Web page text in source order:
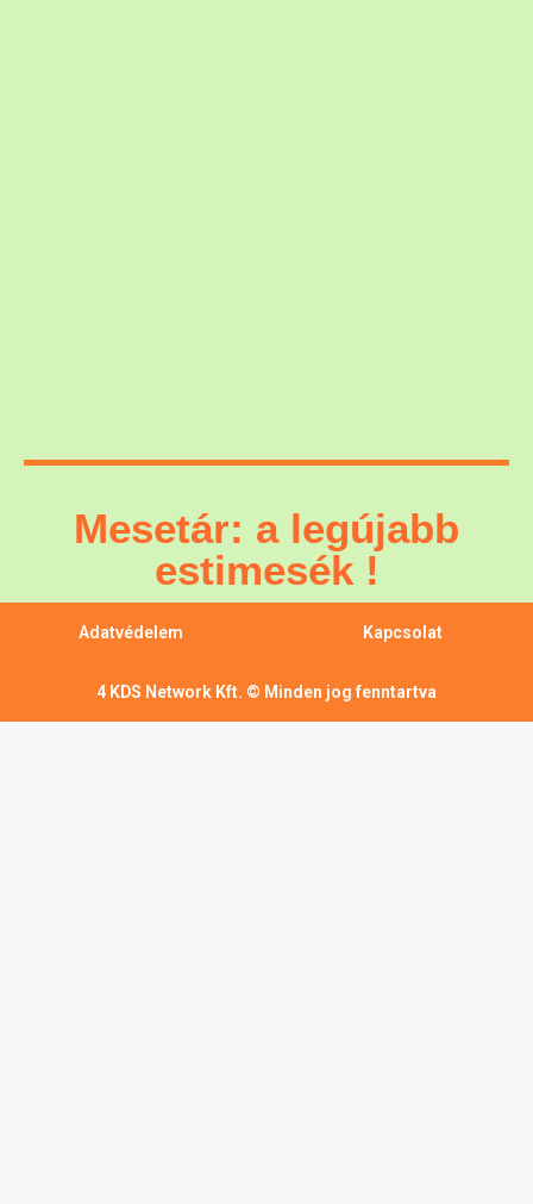
Mesetár: a legújabb
estimesék !
Adatvédelem Kapcsolat
4 KDS Network Kft. © Minden jog fenntartva